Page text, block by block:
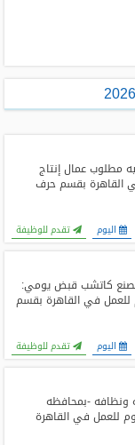
فورًا! اشتغل واقبض باليوم 220 جنيه مطلوب عمال إنتاج
القاهرة بقسم حرف
اليوم تقدم للوظيفة
كاتشب قبض يومي:
اليوم للعمل في القاهرة بقسم
اليوم تقدم للوظيفة
ونظافه -بمحافظه
للعمل في القاهرة